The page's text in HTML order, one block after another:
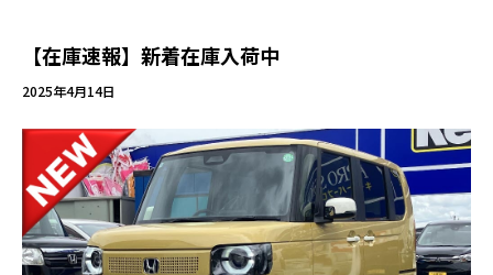
【在庫速報】新着在庫入荷中
2025年4月14日